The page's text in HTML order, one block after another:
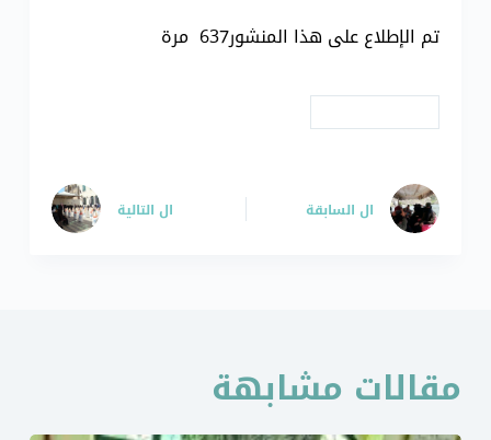
تم الإطلاع على هذا المنشور637 مرة
الالسابقة ال التالية
مقالات مشابهة